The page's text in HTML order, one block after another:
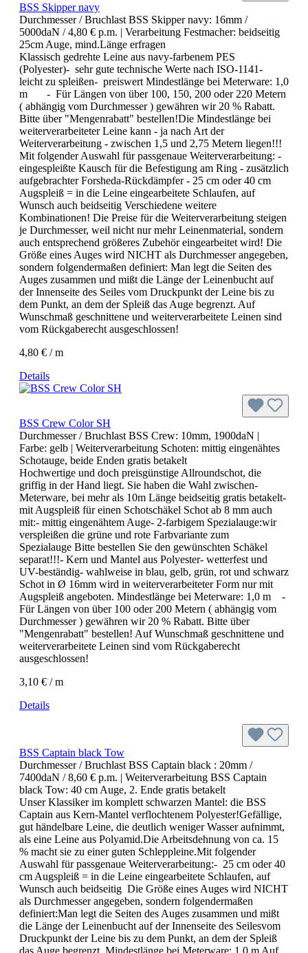
BSS Skipper navy
Durchmesser / Bruchlast BSS Skipper navy: 16mm /
5000daN / 4,80 € p.m. | Verarbeitung Festmacher: beidseitig
25cm Auge, mind.Länge erfragen
Klassisch gedrehte Leine aus navy-farbenem PES
(Polyester)- sehr gute technische Werte nach ISO-1141-
leicht zu spleißen- preiswert Mindestlänge bei Meterware: 1,0
m - Für Längen von über 100, 150, 200 oder 220 Metern
( abhängig vom Durchmesser ) gewähren wir 20 % Rabatt.
Bitte über "Mengenrabatt" bestellen!Die Mindestlänge bei
weiterverarbeiteter Leine kann - ja nach Art der
Weiterverarbeitung - zwischen 1,5 und 2,75 Metern liegen!!!
Mit folgender Auswahl für passgenaue Weiterverarbeitung: -
eingespleißte Kausch für die Befestigung am Ring - zusätzlich
aufgebrachter Forsheda-Rückdämpfer - 25 cm oder 40 cm
Augspleiß = in die Leine eingearbeitete Schlaufen, auf
Wunsch auch beidseitig Verschiedene weitere
Kombinationen! Die Preise für die Weiterverarbeitung steigen
je Durchmesser, weil nicht nur mehr Leinenmaterial, sondern
auch entsprechend größeres Zubehör eingearbeitet wird! Die
Größe eines Auges wird NICHT als Durchmesser angegeben,
sondern folgendermaßen definiert: Man legt die Seiten des
Auges zusammen und mißt die Länge der Leinenbucht auf
der Innenseite des Seiles vom Druckpunkt der Leine bis zu
dem Punkt, an dem der Spleiß das Auge begrenzt. Auf
Wunschmaß geschnittene und weiterverarbeitete Leinen sind
vom Rückgaberecht ausgeschlossen!
4,80 € / m
Details
BSS Crew Color SH
Durchmesser / Bruchlast BSS Crew: 10mm, 1900daN |
Farbe: gelb | Weiterverarbeitung Schoten: mittig eingenähtes
Schotauge, beide Enden gratis betakelt
Hochwertige und doch preisgünstige Allroundschot, die
griffig in der Hand liegt. Sie haben die Wahl zwischen-
Meterware, bei mehr als 10m Länge beidseitig gratis betakelt-
mit Augspleiß für einen Schotschäkel Schot ab 8 mm auch
mit:- mittig eingenähtem Auge- 2-farbigem Spezialauge:wir
verspleißen die grüne und rote Farbvariante zum
Spezialauge Bitte bestellen Sie den gewünschten Schäkel
separat!!!- Kern und Mantel aus Polyester- wetterfest und
UV-beständig- wahlweise in blau, gelb, grün, rot und schwarz
Schot in Ø 16mm wird in weiterverarbeiteter Form nur mit
Augspleiß angeboten. Mindestlänge bei Meterware: 1,0 m -
Für Längen von über 100 oder 200 Metern ( abhängig vom
Durchmesser ) gewähren wir 20 % Rabatt. Bitte über
"Mengenrabatt" bestellen! Auf Wunschmaß geschnittene und
weiterverarbeitete Leinen sind vom Rückgaberecht
ausgeschlossen!
3,10 € / m
Details
BSS Captain black Tow
Durchmesser / Bruchlast BSS Captain black : 20mm /
7400daN / 8,60 € p.m. | Weiterverarbeitung BSS Captain
black Tow: 40 cm Auge, 2. Ende gratis betakelt
Unser Klassiker im komplett schwarzen Mantel: die BSS
Captain aus Kern-Mantel verflochtenem Polyester!Gefällige,
gut händelbare Leine, die deutlich weniger Wasser aufnimmt,
als eine Leine aus Polyamid.Die Arbeitsdehnung von ca. 15
% macht sie zu einer guten Schleppleine.Mit folgender
Auswahl für passgenaue Weiterverarbeitung:- 25 cm oder 40
cm Augspleiß = in die Leine eingearbeitete Schlaufen, auf
Wunsch auch beidseitig Die Größe eines Auges wird NICHT
als Durchmesser angegeben, sondern folgendermaßen
definiert:Man legt die Seiten des Auges zusammen und mißt
die Länge der Leinenbucht auf der Innenseite des Seilesvom
Druckpunkt der Leine bis zu dem Punkt, an dem der Spleiß
das Auge begrenzt. Mindestlänge bei Meterware: 1,0 m Auf